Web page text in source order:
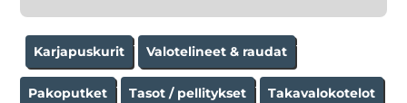
Karjapuskurit - Valotelineet & raudat -
Pakoputket - Tasot / pellitykset - Takavalokotelot